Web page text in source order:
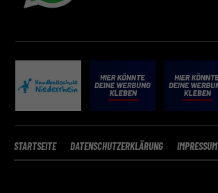
STARTSEITE DATENSCHUTZERKLÄRUNG IMPRESSUM
einwandfreie Funktion der Website erforderlich.